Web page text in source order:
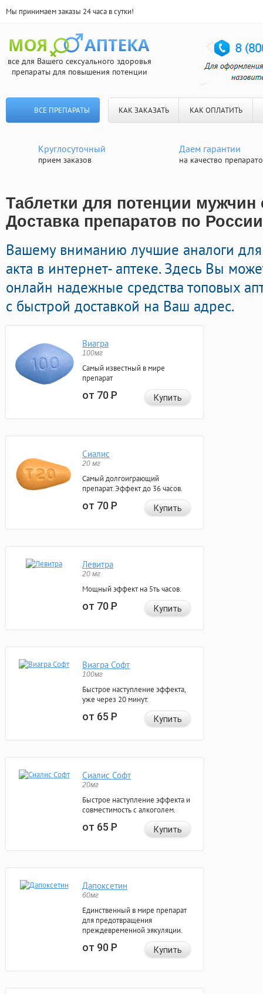
Мы принимаем заказы 24 часа в сутки!
все для Вашего сексуального здоровья
препараты для повышения потенции
ВСЕ ПРЕПАРАТЫ КАК ЗАКАЗАТЬ КАК ОПЛАТИТЬ
Круглосуточный
прием заказов
Даем гарантии
на качество
Таблетки для потенции мужчин
Доставка препаратов по России
Вашему вниманию лучшие аналоги
акта в интернет- аптеке. Здесь Вы
онлайн надежные средства топовых
с быстрой доставкой на Ваш адрес.
Виагра
100мг
Самый известный в мире
препарат
от 70Р Купить
Сиалис
20 мг
Самый долгоиграющий
препарат. Эффект до 36 часов.
от 70Р Купить
Левитра
20 мг
Мощный эффект на 5ть часов.
от 70Р Купить
Виагра Софт
100мг
Быстрое наступление эффекта,
уже через 20 минут.
от 65Р Купить
Сиалис Софт
20мг
Быстрое наступление эффекта и
совместимость с алкоголем.
от 65Р Купить
Дапоксетин
60мг
Единственный в мире препарат
для предотвращения
преждевременной эякуляции.
от 90Р Купить